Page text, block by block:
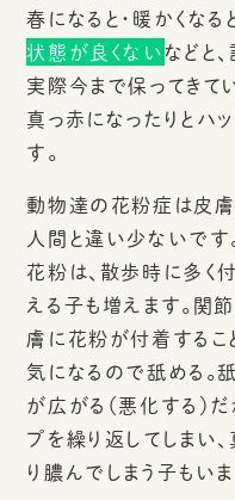
春になると・暖かくなる
状態が良くないなどと
実際今まで保ってきて
真っ赤になったりとハ
す。
動物達の花粉症は皮膚
人間と違い少ないです
花粉は、散歩時に多く
える子も増えます。関
膚に花粉が付着するこ
気になるので舐める。
が広がる（悪化する）だ
プを繰り返してしまい
り膿んでしまう子もいま